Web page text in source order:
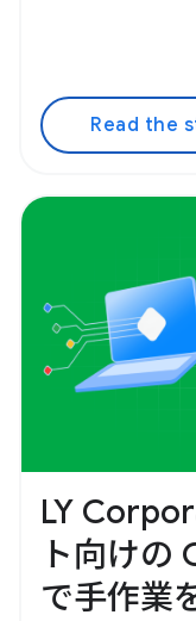
Read the
LY
ト向けの
で手作業